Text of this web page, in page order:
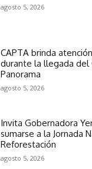
agosto 5, 2026
CAPTA brinda
durante la llegada del
Panorama
agosto 5, 2026
Invita Gobernadora
sumarse a la Jornada
Reforestación
agosto 5, 2026